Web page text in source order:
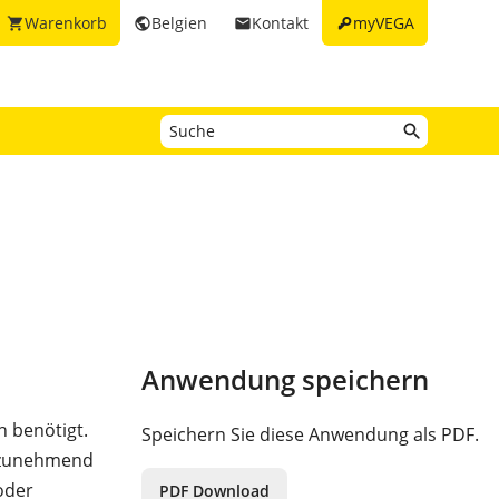
keymyVEGA
emailKontakt
publicBelgien
shopping_cartWarenkorb
benötigt.
Anwendung speichern
Speichern Sie diese Anwendung als PDF.
PDF Download